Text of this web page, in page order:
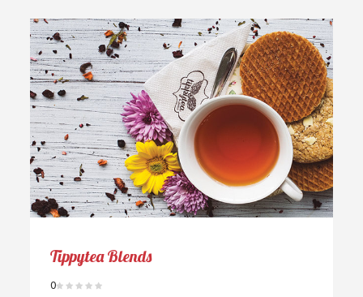
Tippytea Blends
0